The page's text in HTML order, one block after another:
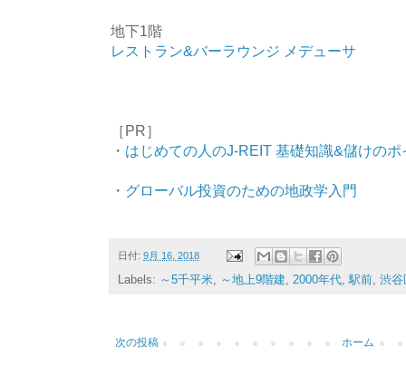
地下1階
レストラン&バーラウンジ メデューサ
［PR］
・ はじめての人のJ-REIT 基礎知識&儲けのポ
・ グローバル投資のための地政学入門
日付: 9月 16, 2018
Labels: ～5千平米, ～地上9階建, 2000年代,駅前, 渋谷
次の投稿 ホーム